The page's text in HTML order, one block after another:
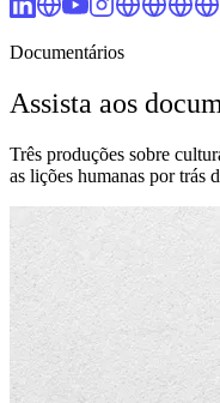
Documentários
Assista aos
Três produções sobre
as lições humanas por trás